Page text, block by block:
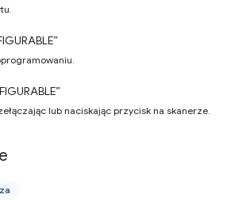
lub naciskając przycisk na skanerze.